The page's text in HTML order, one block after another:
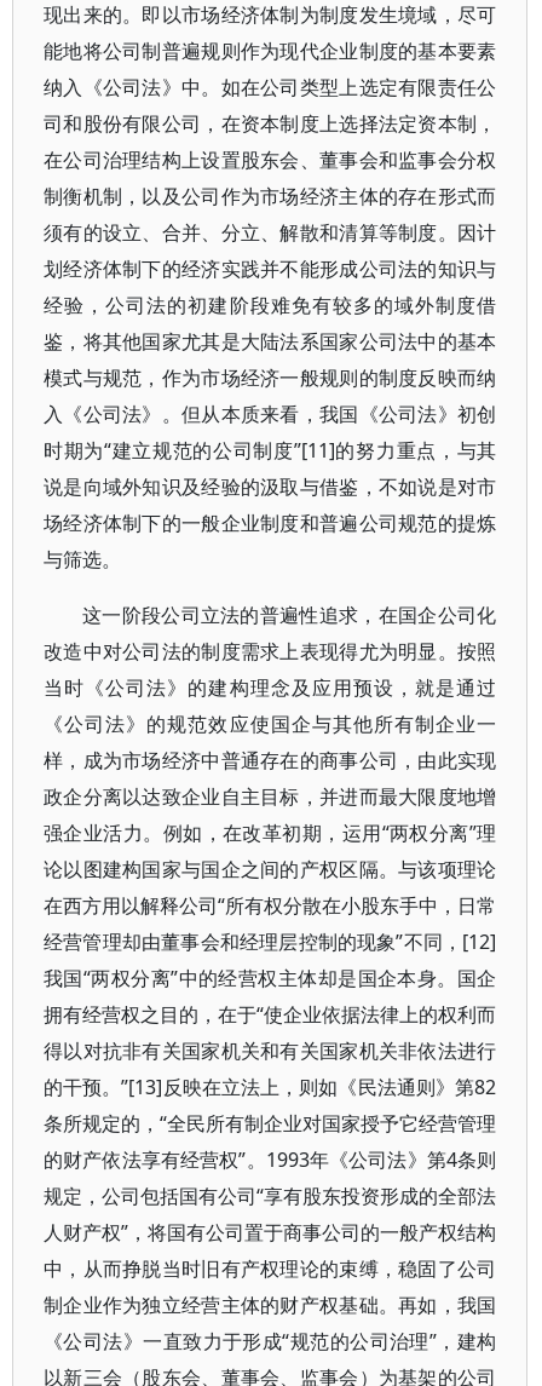
现出来的。即以市场经济体制为制度发生境域，尽可
能地将公司制普遍规则作为现代企业制度的基本要素
纳入《公司法》中。如在公司类型上选定有限责任公
司和股份有限公司，在资本制度上选择法定资本制，
在公司治理结构上设置股东会、董事会和监事会分权
制衡机制，以及公司作为市场经济主体的存在形式而
须有的设立、合并、分立、解散和清算等制度。因计
划经济体制下的经济实践并不能形成公司法的知识与
经验，公司法的初建阶段难免有较多的域外制度借
鉴，将其他国家尤其是大陆法系国家公司法中的基本
模式与规范，作为市场经济一般规则的制度反映而纳
入《公司法》。但从本质来看，我国《公司法》初创
时期为“建立规范的公司制度”[11]的努力重点，与其
说是向域外知识及经验的汲取与借鉴，不如说是对市
场经济体制下的一般企业制度和普遍公司规范的提炼
与筛选。
这一阶段公司立法的普遍性追求，在国企公司化
改造中对公司法的制度需求上表现得尤为明显。按照
当时《公司法》的建构理念及应用预设，就是通过
《公司法》的规范效应使国企与其他所有制企业一
样，成为市场经济中普通存在的商事公司，由此实现
政企分离以达致企业自主目标，并进而最大限度地增
强企业活力。例如，在改革初期，运用“两权分离”理
论以图建构国家与国企之间的产权区隔。与该项理论
在西方用以解释公司“所有权分散在小股东手中，日常
经营管理却由董事会和经理层控制的现象”不同，[12]
我国“两权分离”中的经营权主体却是国企本身。国企
拥有经营权之目的，在于“使企业依据法律上的权利而
得以对抗非有关国家机关和有关国家机关非依法进行
的干预。”[13]反映在立法上，则如《民法通则》第82
条所规定的，“全民所有制企业对国家授予它经营管理
的财产依法享有经营权”。1993年《公司法》第4条则
规定，公司包括国有公司“享有股东投资形成的全部法
人财产权”，将国有公司置于商事公司的一般产权结构
中，从而挣脱当时旧有产权理论的束缚，稳固了公司
制企业作为独立经营主体的财产权基础。再如，我国
《公司法》一直致力于形成“规范的公司治理”，建构
以新三会（股东会、董事会、监事会）为基架的公司